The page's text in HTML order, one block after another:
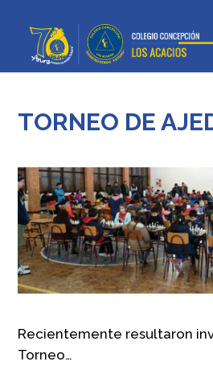
TORNEO DE
Recientemente resultaron
Torneo…